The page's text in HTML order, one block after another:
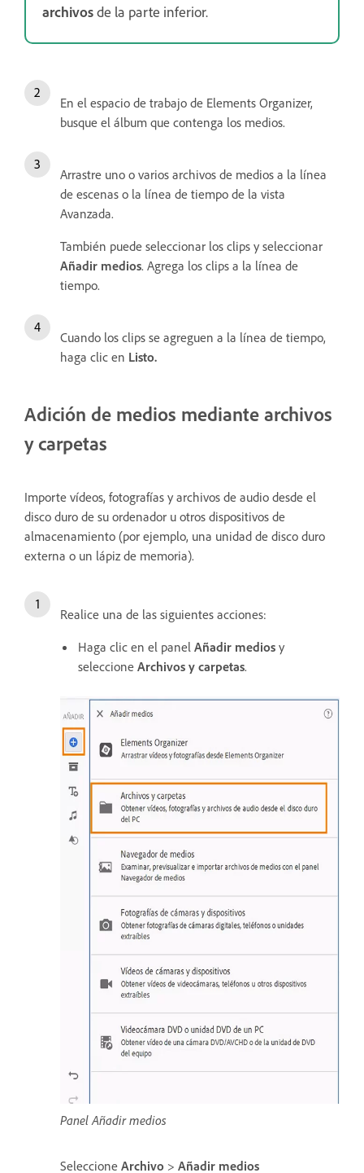
archivosde la parte inferior.
En el espacio de trabajo de Elements Organizer,
busque el álbum que contenga los medios.
Arrastre uno o varios archivos de medios a la línea
de escenas o la línea de tiempo de la vista
Avanzada.
También puede seleccionar los clips y seleccionar
Añadir medios. Agrega los clips a la línea de
tiempo.
Cuando los clips se agreguen a la línea de tiempo,
haga clic en Listo.
Adición de medios mediante archivos
y carpetas
Importe vídeos, fotografías y archivos de audio desde el
disco duro de su ordenador u otros dispositivos de
almacenamiento (por ejemplo, una unidad de disco duro
externa o un lápiz de memoria).
Realice una de las siguientes acciones:
Haga clic en el panel Añadir medios y
seleccione Archivos y carpetas.
Panel Añadir medios
Seleccione Archivo > Añadir medios